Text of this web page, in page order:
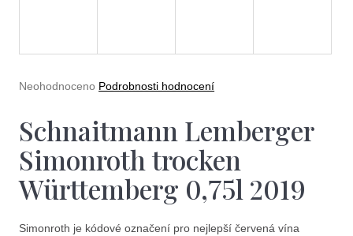
Průměrné
je
0,0
z
5
hvězdiček.
Neohodnoceno Podrobnosti hodnocení
Schnaitmann Lemberger
Simonroth trocken
Württemberg 0,75l 2019
Simonroth je kódové označení pro nejlepší červená vína
e
n
j
í
t
?